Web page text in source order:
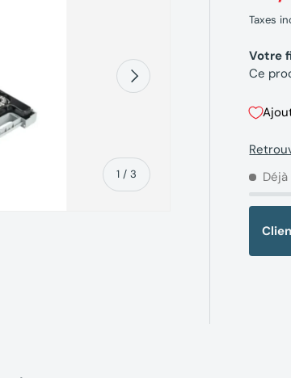
1 /de
3
Suivant
Taxes
Votre
Ce